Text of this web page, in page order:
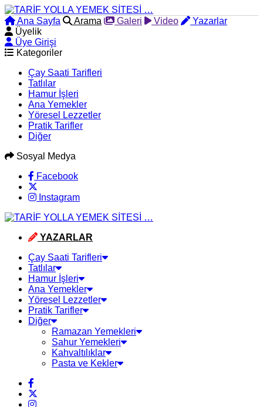
Ana Sayfa Arama Galeri Video
Yazarlar
Üyelik
Üye Girişi
Kategoriler
Çay Saati Tarifleri
Tatlılar
Hamur İşleri
Ana Yemekler
Yöresel Lezzetler
Pratik Tarifler
Diğer
Sosyal Medya
Facebook
Instagram
YAZARLAR
Çay Saati Tarifleri
Tatlılar
Hamur İşleri
Ana Yemekler
Yöresel Lezzetler
Pratik Tarifler
Diğer
Ramazan Yemekleri
Sahur Yemekleri
Kahvaltılıklar
Pasta ve Kekler